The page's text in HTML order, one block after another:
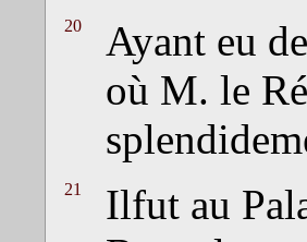
20
Ayant eu
où M. le
21
Ilfut au